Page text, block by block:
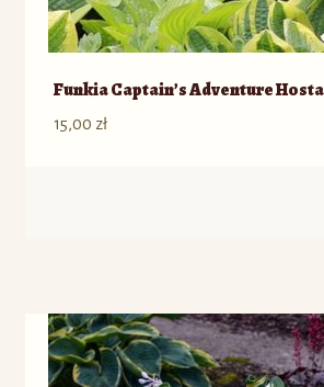
Funkia Captain’s Adventure Hosta
15,00 zł